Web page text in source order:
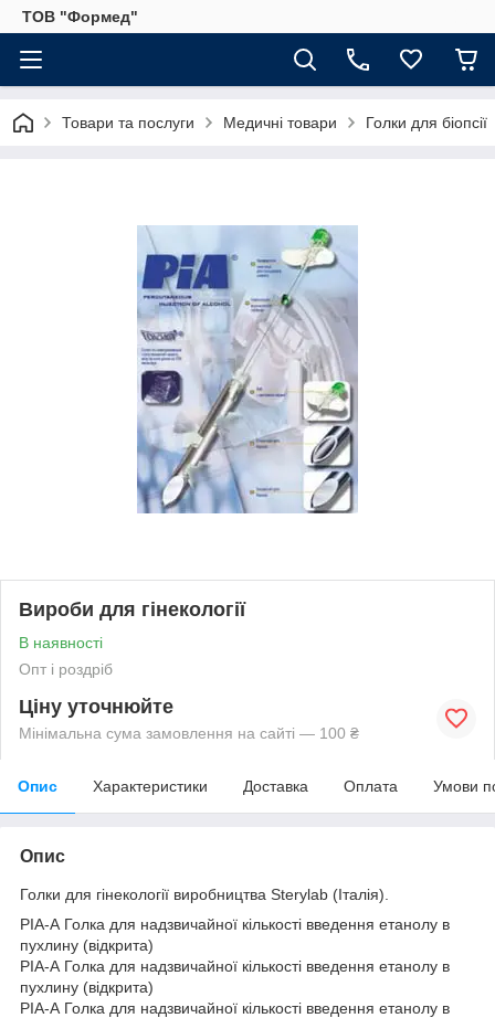
ТОВ "Формед"
Товари та послуги Медичні товари Голки для біопсії
Вироби для гінекології
В наявності
Опт і роздріб
Ціну уточнюйте
Мінімальна сума замовлення на сайті — 100 ₴
Опис Характеристики Доставка Оплата Умови
Опис
Голки для гінекології виробництва Sterylab (Італія).
РІА-А Голка для надзвичайної кількості введення етанолу в
пухлину (відкрита)
РІА-А Голка для надзвичайної кількості введення етанолу в
пухлину (відкрита)
РІА-А Голка для надзвичайної кількості введення етанолу в